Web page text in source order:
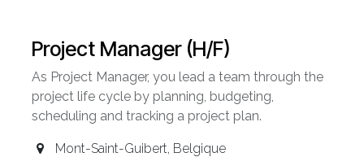
Project Manager (H/F)
As Project Manager, you lead a team through the
project life cycle by planning, budgeting,
scheduling and tracking a project plan.
Mont-Saint-Guibert, Belgique